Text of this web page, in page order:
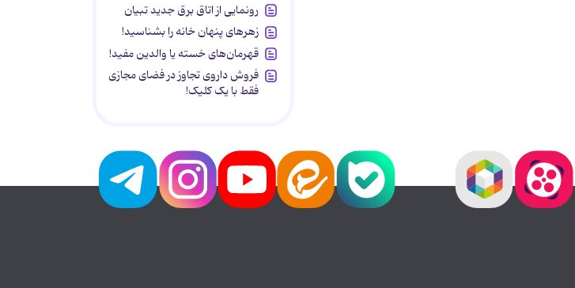
رونمایی از اتاق برق جدید تبیان
زهرهای پنهان خانه را بشناسید!
قهرمان‌های خسته یا والدین مفید!
فروش داروی تجاوز در فضای مجازی
فقط با یک کلیک!